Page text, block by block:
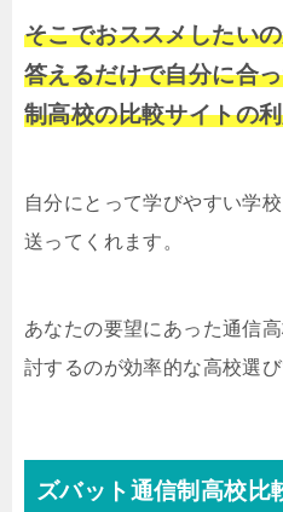
そこでおススメしたい
答えるだけで自分に合
制高校の比較サイトの
自分にとって学びやすい学
送ってくれます。
あなたの要望にあった通信
討するのが効率的な高校選び
ズバット通信制高校比